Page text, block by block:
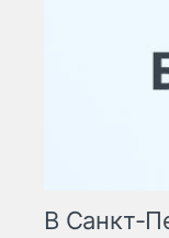
В Санкт-